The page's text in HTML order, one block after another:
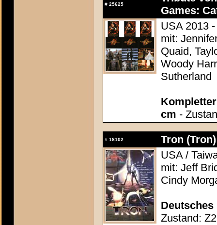
# 25625
Games:
USA 2013
mit:
Quaid,
Woody
Sutherland
cm -
# 18102
Tron (Tron)
USA /
mit: Jeff
Cindy
Deutsches
Zustand: